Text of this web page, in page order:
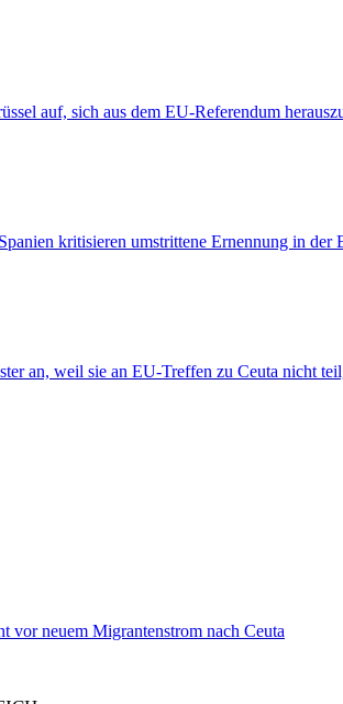
auf, sich aus dem EU-Referendum
kritisieren umstrittene Ernennung in der
an, weil sie an EU-Treffen zu Ceuta nicht
vor neuem Migrantenstrom nach Ceuta